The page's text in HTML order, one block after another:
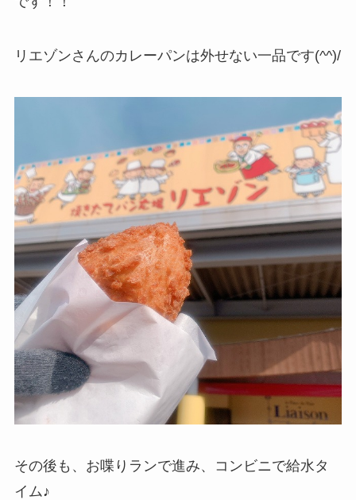
リエゾンさんのカレーパンは外せない一品です(^^)/
その後も、お喋りランで進み、コンビニで給水タ
イム♪